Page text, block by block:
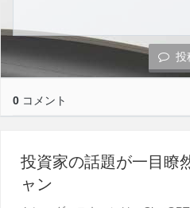
投
0 コメント
投資家の話題が一目瞭
ャン